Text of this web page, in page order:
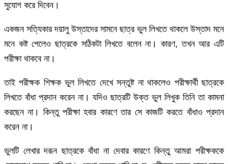
সুযোগ করে দিবেন।
একজন সত্যিকার দয়ালু উস্তাদের সামনে ছাত্র ভুল লিখতে থাকলে উস্তাদ মনে
মনে কষ্ট পেলেও ছাত্রকে সঠিকটা লিখতে বলেন না। কারণ, তখন আর এটি
পরীক্ষা থাকবে না।
তাই পরীক্ষক শিক্ষক ভুল লিখতে দেখে সন্তুষ্ট না থাকলেও পরীক্ষার্থী ছাত্রকে
লিখতে বাঁধা প্রদান করেন না। যদিও ছাত্রটি উক্ত ভুল লিখুক তিনি তা কামনা
করছেন না। কিন্তু পরীক্ষা হবার কারণে তার সে কাজটি করতে বাঁধাও প্রদান
করেন না।
ভুলটি লেখার দরূন ছাত্রকে বাঁধা না দেবার কারণে কিন্তু আমরা পরীক্ষককে